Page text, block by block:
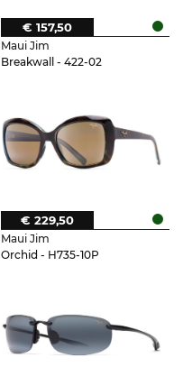
Maui Jim
Breakwall - 422-02
€ 157,50
Maui Jim
Orchid - H735-10P
€ 229,50